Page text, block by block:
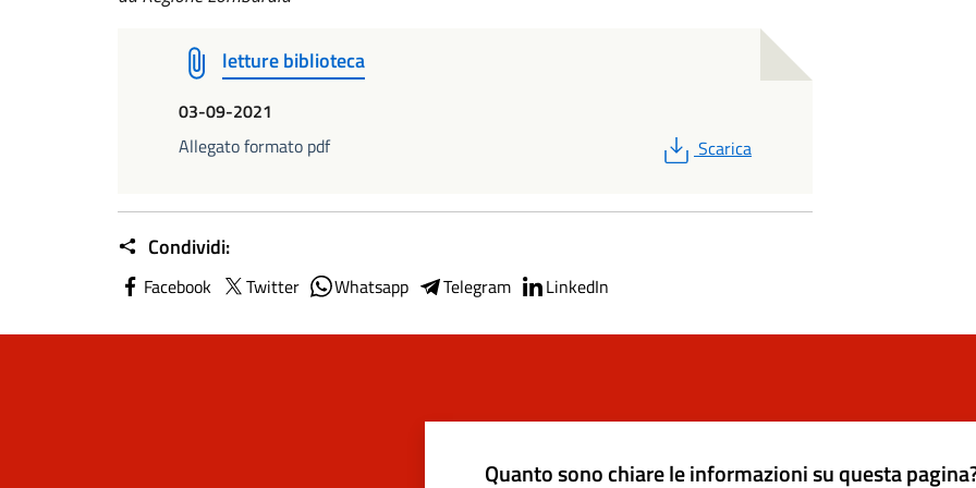
letture biblioteca
03-09-2021
Allegato formato pdf
PDF
Scarica
Condividi:
Facebook Twitter Whatsapp Telegram LinkedIn
Quanto sono chiare le informazioni su questa